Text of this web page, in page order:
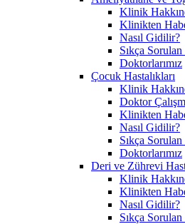
Klinik
Klinikten
Nasıl Gidilir?
Sıkça
Doktorlarımız
Çocuk Hastalıkları
Klinik
Doktor
Klinikten
Nasıl Gidilir?
Sıkça
Doktorlarımız
Deri ve Zührevi
Klinik
Klinikten
Nasıl Gidilir?
Sıkça